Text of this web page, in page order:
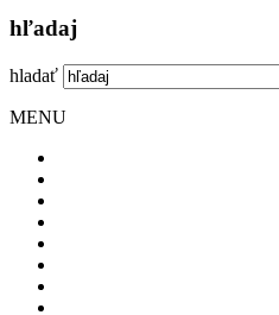
hľadaj
hladať
MENU